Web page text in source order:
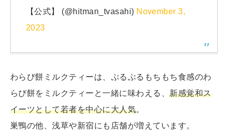
【公式】 (@hitman_tvasahi) November 3,
2023
わらび餅ミルクティーは、ぷるぷるもちもち食感のわ
らび餅をミルクティーと一緒に味わえる、新感覚和ス
イーツとして若者を中心に大人気。
巣鴨の他、浅草や新宿にも店舗が増えています。